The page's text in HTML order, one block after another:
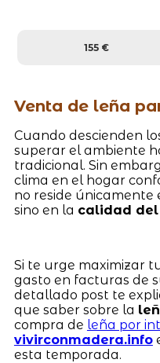
155 €
Venta de leña
Cuando descienden
superar el ambiente
tradicional. Sin
clima en el hogar
no reside únicamente
sino en la calidad del
Si te urge maximizar
gasto en facturas de
detallado post te
que saber sobre la
compra de leña por
vivirconmadera.info
esta temporada.